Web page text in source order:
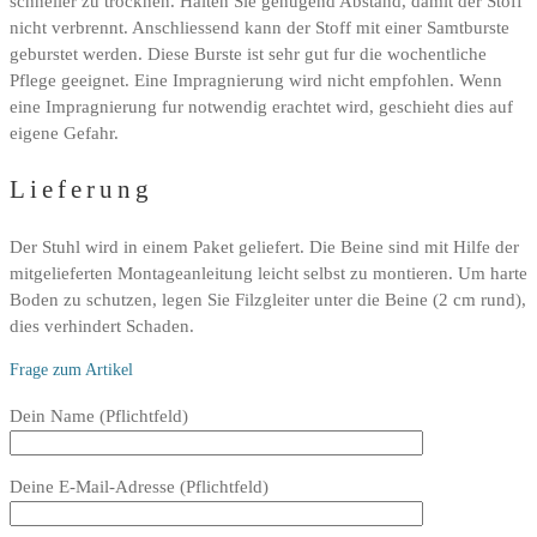
nicht verbrennt. Anschliessend kann der Stoff mit einer Samtburste
geburstet werden. Diese Burste ist sehr gut fur die wochentliche
Pflege geeignet. Eine Impragnierung wird nicht empfohlen. Wenn
eine Impragnierung fur notwendig erachtet wird, geschieht dies auf
eigene Gefahr.
Lieferung
Der Stuhl wird in einem Paket geliefert. Die Beine sind mit Hilfe der
mitgelieferten Montageanleitung leicht selbst zu montieren. Um harte
Boden zu schutzen, legen Sie Filzgleiter unter die Beine (2 cm rund),
dies verhindert Schaden.
Frage zum Artikel
Bitte
Feld
Dein Name (Pflichtfeld)
Deine E-Mail-Adresse (Pflichtfeld)